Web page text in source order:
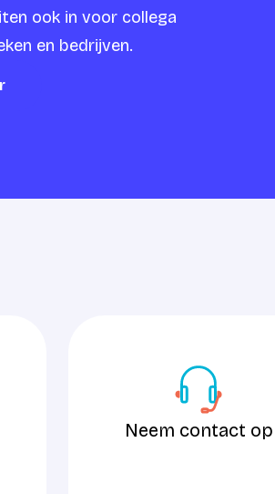
ook in voor collega
en bedrijven.
Neem contact op